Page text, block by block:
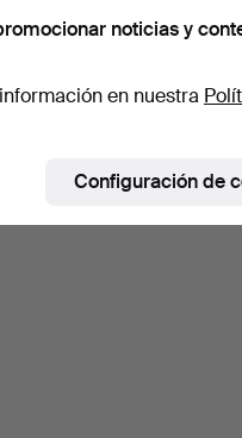
noticias y
en nuestra
Configuración de